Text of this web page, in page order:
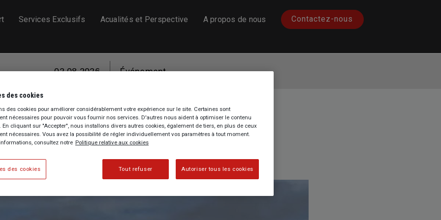
Services Exclusifs Acualités et Perspective A propos de nous Contactez-nous
02.08.2026 Événement
Generali comme partenaire principal de
Fine Arts Paris & La Biennale
des cookies
des cookies pour améliorer considérablement votre expérience sur le site. Certaines sont
nécessaires pour pouvoir vous fournir nos services. D'autres nous aident à optimiser le contenu
En cliquant sur "Accepter", nous installons divers autres cookies, également de tiers, en plus de ceux
nécessaires. Vous avez la possibilité de régler individuellement vos paramètres à tout moment.
consultez notre Politique relative aux cookies
Tout refuser Autoriser tous les cookies
des cookies